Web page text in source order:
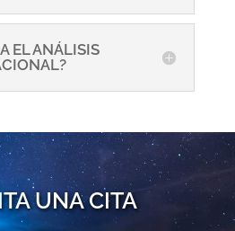
EL ANÁLISIS
UNA CITA